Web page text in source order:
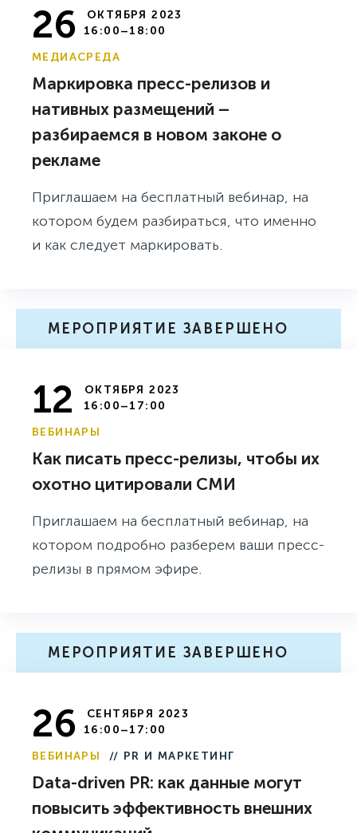
26
ОКТЯБРЯ 2023
16:00–18:00
МЕДИАСРЕДА
Маркировка пресс-релизов и
нативных размещений –
разбираемся в новом законе о
рекламе
Приглашаем на бесплатный вебинар, на
котором будем разбираться, что именно
и как следует маркировать.
МЕРОПРИЯТИЕ ЗАВЕРШЕНО
12
ОКТЯБРЯ 2023
16:00–17:00
ВЕБИНАРЫ
Как писать пресс-релизы, чтобы их
охотно цитировали СМИ
Приглашаем на бесплатный вебинар, на
котором подробно разберем ваши пресс-
релизы в прямом эфире.
МЕРОПРИЯТИЕ ЗАВЕРШЕНО
26
СЕНТЯБРЯ 2023
16:00–17:00
ВЕБИНАРЫ
// PR И МАРКЕТИНГ
Data-driven PR: как данные могут
повысить эффективность внешних